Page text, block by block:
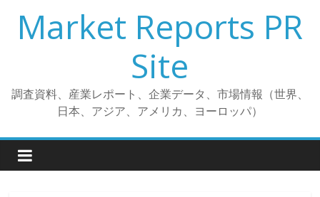
プ
Market Reports PR
Site
調査資料、産業レポート、企業データ、市場情報（世界、
日本、アジア、アメリカ、ヨーロッパ）